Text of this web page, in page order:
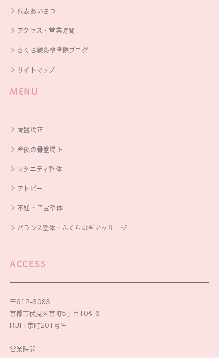
代表あいさつ
アクセス・営業時間
さくら鍼灸整骨院ブログ
サイトマップ
MENU
骨盤矯正
産後の骨盤矯正
マタニティ整体
アトピー
不妊・子宝整体
バランス整体・ふくらはぎマッサージ
ACCESS
〒612-8083
京都市伏見区京町5丁目104-6
RUFF京町201号室
営業時間